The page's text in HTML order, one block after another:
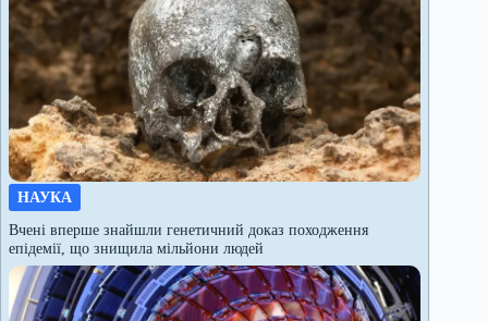
НАУКА
Вчені вперше знайшли генетичний доказ походження
епідемії, що знищила мільйони людей